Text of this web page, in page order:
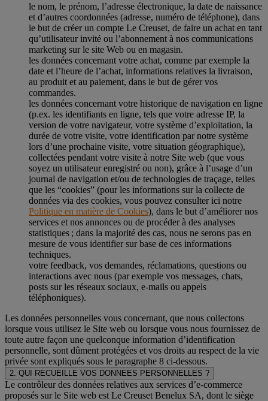
le nom, le prénom, l’adresse électronique, la date de naissance
et d’autres coordonnées (adresse, numéro de téléphone), dans
le but de créer un compte Le Creuset, de faire un achat en tant
qu’utilisateur invité ou l’abonnement à nos communications
marketing sur le site Web ou en magasin.
les données concernant votre achat, comme par exemple la
date et l’heure de l’achat, informations relatives la livraison,
au produit et au paiement, dans le but de gérer vos
commandes.
les données concernant votre historique de navigation en ligne
(p.ex. les identifiants en ligne, tels que votre adresse IP, la
version de votre navigateur, votre système d’exploitation, la
durée de votre visite, votre identification par notre système
lors d’une prochaine visite, votre situation géographique),
collectées pendant votre visite à notre Site web (que vous
soyez un utilisateur enregistré ou non), grâce à l’usage d’un
journal de navigation et/ou de technologies de traçage, telles
que les “cookies” (pour les informations sur la collecte de
données via des cookies, vous pouvez consulter ici notre
Politique en matière de Cookies), dans le but d’améliorer nos
services et nos annonces ou de procéder à des analyses
statistiques ; dans la majorité des cas, nous ne serons pas en
mesure de vous identifier sur base de ces informations
techniques.
votre feedback, vos demandes, réclamations, questions ou
interactions avec nous (par exemple vos messages, chats,
posts sur les réseaux sociaux, e-mails ou appels
téléphoniques).
Les données personnelles vous concernant, que nous collectons
lorsque vous utilisez le Site web ou lorsque vous nous fournissez de
toute autre façon une quelconque information d’identification
personnelle, sont dûment protégées et vos droits au respect de la vie
privée sont expliqués sous le paragraphe 8 ci-dessous.
2. QUI RECUEILLE VOS DONNEES PERSONNELLES ?
Le contrôleur des données relatives aux services d’e-commerce
proposés sur le Site web est Le Creuset Benelux SA, dont le siège